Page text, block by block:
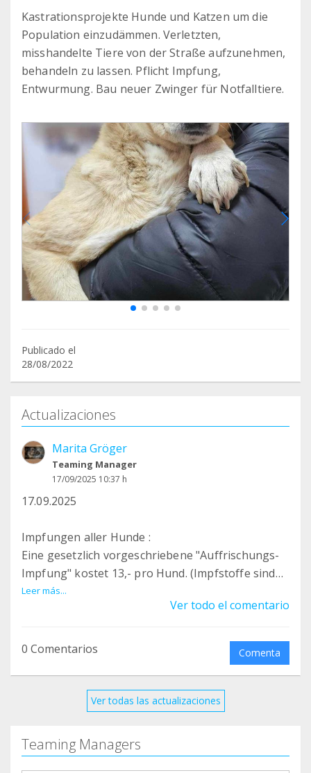
Kastrationsprojekte Hunde und Katzen um die
Population einzudämmen. Verletzten,
misshandelte Tiere von der Straße aufzunehmen,
behandeln zu lassen. Pflicht Impfung,
Entwurmung. Bau neuer Zwinger für Notfalltiere.
Publicado el
28/08/2022
Actualizaciones
Marita Gröger
Teaming Manager
17/09/2025 10:37 h
17.09.2025
Impfungen aller Hunde :
Eine gesetzlich vorgeschriebene "Auffrischungs-
Impfung" kostet 13,- pro Hund. (Impfstoffe sind
gegen: Parvovirus, Leptospirose, Tollwut,
Parainfluenza, Adenovirus und Staupe)
23 Hundehütten müssen ersetzt werden.
von ganz lieben Menschen.
Für immer Hunde:
auch wir haben solche Hunde. „Für immer unser“,
Leer más...
Ver todo el comentario
0 Comentarios Comenta
Ver todas las actualizaciones
Teaming Managers